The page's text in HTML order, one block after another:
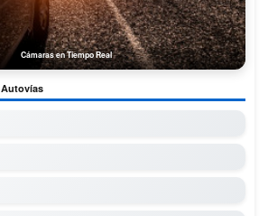
Cámaras en Tiempo Real